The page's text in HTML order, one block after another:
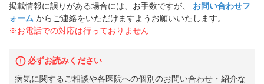
掲載情報に誤りがある場合には、お手数ですが、
お問い合わせフ
ォーム からご連絡をいただけますようお願いいたします。
※お電話での対応は行っておりません
必ずお読みください
病気に関するご相談や各医院への個別のお問い合わせ・紹介な